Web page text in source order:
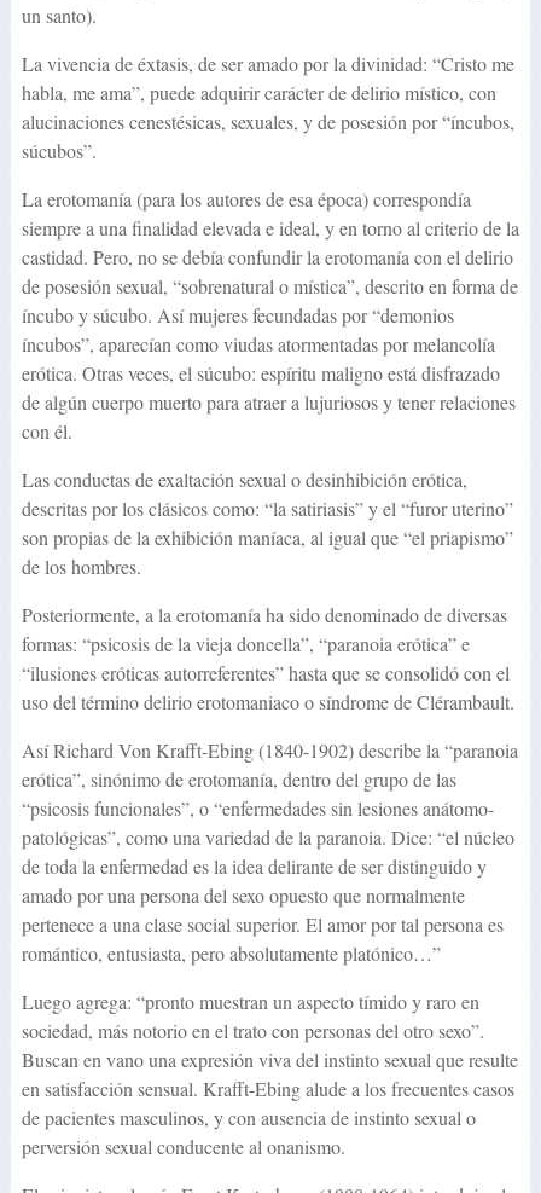
un santo).
La vivencia de éxtasis, de ser amado por la divinidad: “Cristo me
habla, me ama”, puede adquirir carácter de delirio místico, con
alucinaciones cenestésicas, sexuales, y de posesión por “íncubos,
súcubos”.
La erotomanía (para los autores de esa época) correspondía
siempre a una finalidad elevada e ideal, y en torno al criterio de la
castidad. Pero, no se debía confundir la erotomanía con el delirio
de posesión sexual, “sobrenatural o mística”, descrito en forma de
íncubo y súcubo. Así mujeres fecundadas por “demonios
íncubos”, aparecían como viudas atormentadas por melancolía
erótica. Otras veces, el súcubo: espíritu maligno está disfrazado
de algún cuerpo muerto para atraer a lujuriosos y tener relaciones
con él.
Las conductas de exaltación sexual o desinhibición erótica,
descritas por los clásicos como: “la satiriasis” y el “furor uterino”
son propias de la exhibición maníaca, al igual que “el priapismo”
de los hombres.
Posteriormente, a la erotomanía ha sido denominado de diversas
formas: “psicosis de la vieja doncella”, “paranoia erótica” e
“ilusiones eróticas autorreferentes” hasta que se consolidó con el
uso del término delirio erotomaniaco o síndrome de Clérambault.
Así Richard Von Krafft-Ebing (1840-1902) describe la “paranoia
erótica”, sinónimo de erotomanía, dentro del grupo de las
“psicosis funcionales”, o “enfermedades sin lesiones anátomo-
patológicas”, como una variedad de la paranoia. Dice: “el núcleo
de toda la enfermedad es la idea delirante de ser distinguido y
amado por una persona del sexo opuesto que normalmente
pertenece a una clase social superior. El amor por tal persona es
romántico, entusiasta, pero absolutamente platónico…”
Luego agrega: “pronto muestran un aspecto tímido y raro en
sociedad, más notorio en el trato con personas del otro sexo”.
Buscan en vano una expresión viva del instinto sexual que resulte
en satisfacción sensual. Krafft-Ebing alude a los frecuentes casos
de pacientes masculinos, y con ausencia de instinto sexual o
perversión sexual conducente al onanismo.